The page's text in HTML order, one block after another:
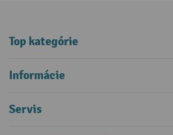
Top kategórie
Informácie
Servis